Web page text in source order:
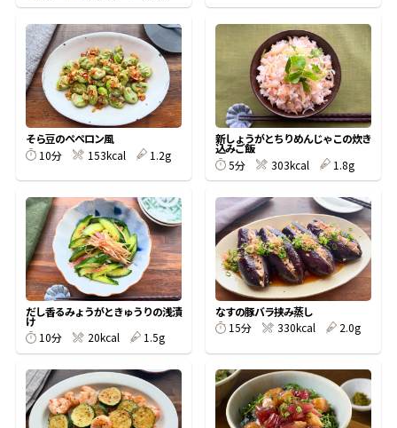
だし粉
商品情報一覧
おすすめサイト
氷熟®︎
そら豆のぺぺロン風
10分
153kcal 1.2g
新しょうがとちりめんじゃこの炊き
込みご飯
5分
303kcal 1.8g
だし香るみょうがときゅうりの浅漬
け
10分
20kcal 1.5g
なすの豚バラ挟み蒸し
15分
330kcal 2.0g